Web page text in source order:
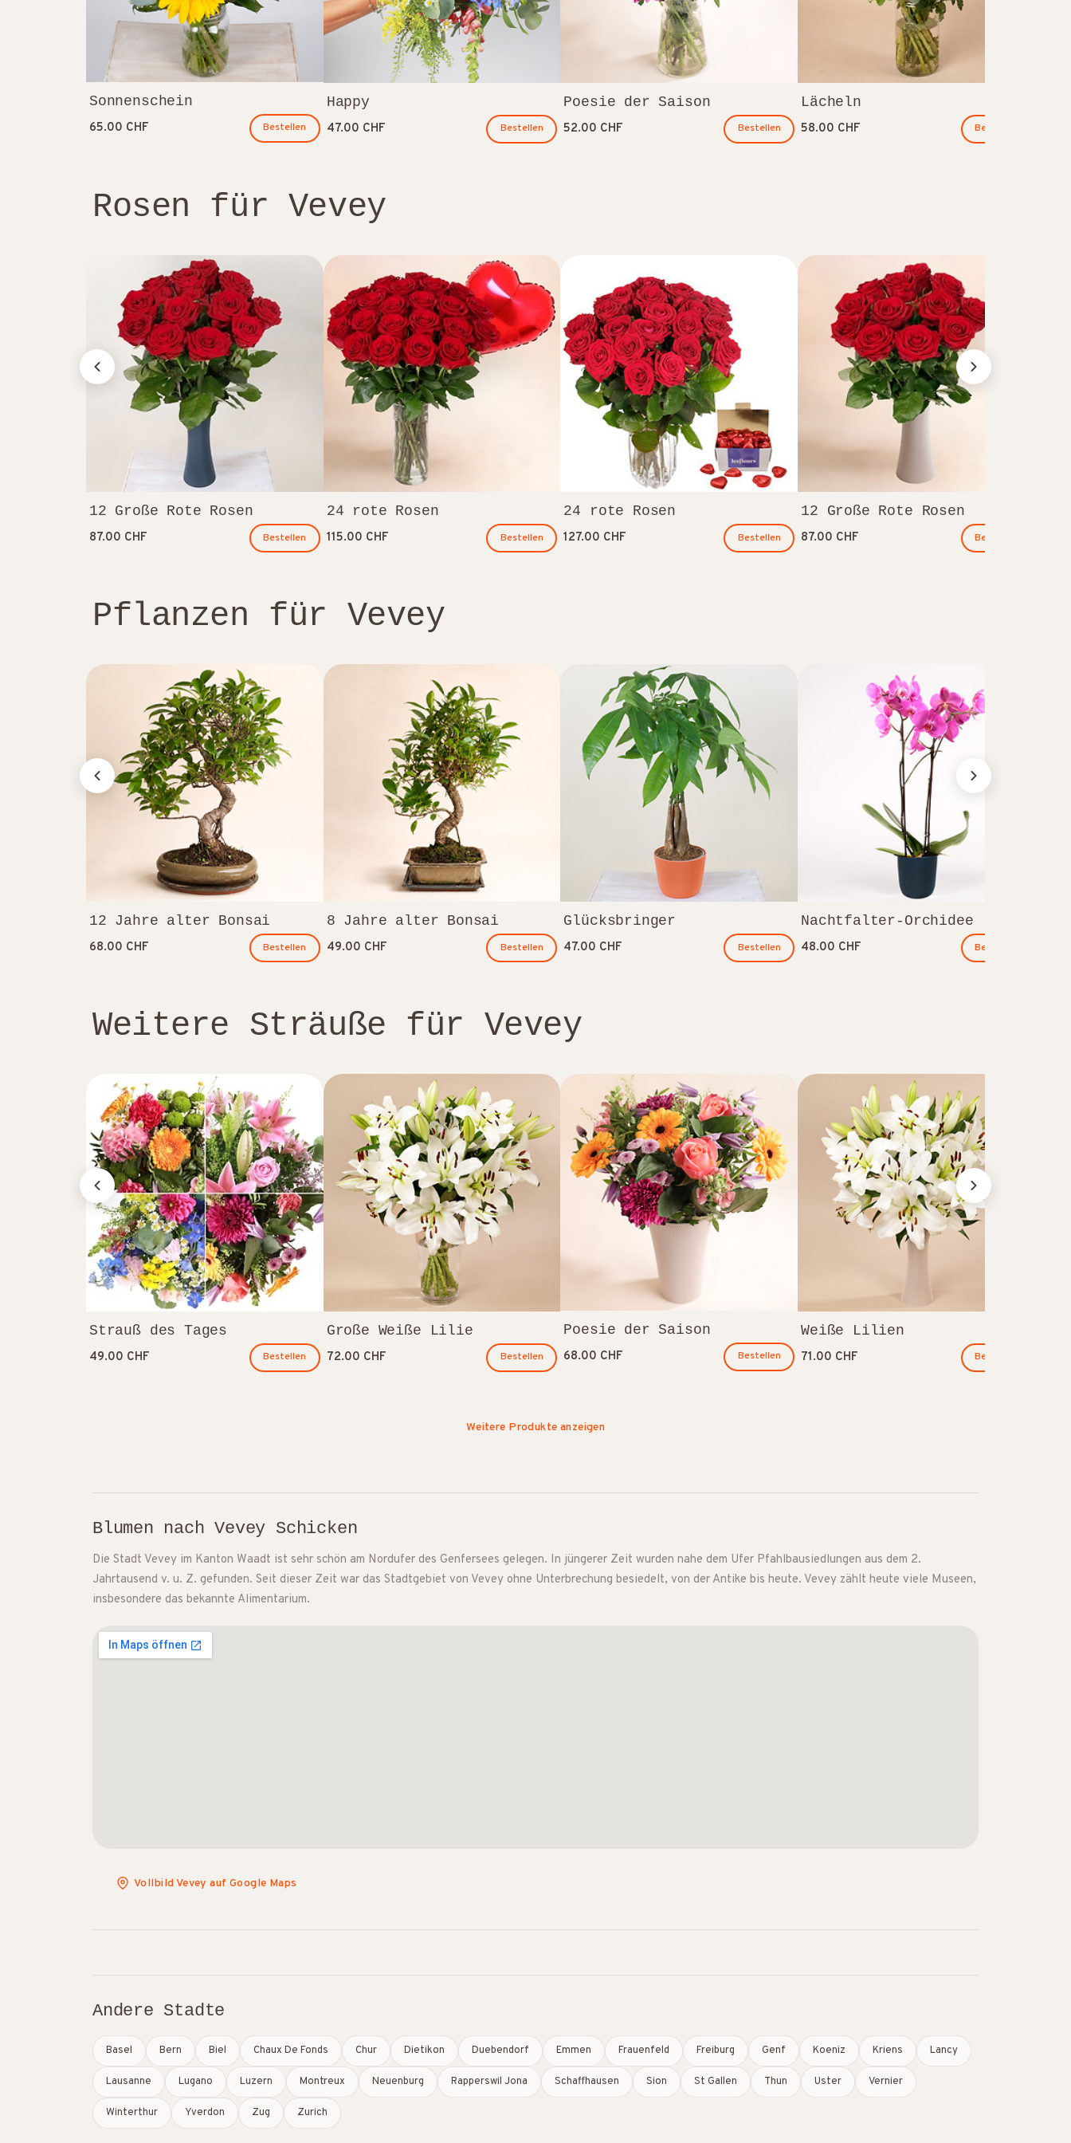
Sonnenschein
65.00 CHF Bestellen
Happy
47.00 CHF Bestellen
Poesie der Saison
52.00 CHF Bestellen
Lächeln
58.00 CHF Bestellen
Rosen für Vevey
12 Große Rote Rosen
87.00 CHF Bestellen
24 rote Rosen
115.00 CHF Bestellen
24 rote Rosen
127.00 CHF Bestellen
12 Große Rote Rosen
87.00 CHF Bestellen
Pflanzen für Vevey
12 Jahre alter Bonsai
68.00 CHF Bestellen
8 Jahre alter Bonsai
49.00 CHF Bestellen
Glücksbringer
47.00 CHF Bestellen
Nachtfalter-Orchidee
48.00 CHF Bestellen
Weitere Sträuße für Vevey
Strauß des Tages
49.00 CHF Bestellen
Große Weiße Lilie
72.00 CHF Bestellen
Poesie der Saison
68.00 CHF Bestellen
Weiße Lilien
71.00 CHF Bestellen
Weitere Produkte anzeigen
Blumen nach Vevey Schicken
Die Stadt Vevey im Kanton Waadt ist sehr schön am Nordufer des Genfersees gelegen. In jüngerer Zeit wurden nahe dem Ufer Pfahlbausiedlungen aus dem 2.
Jahrtausend v. u. Z. gefunden. Seit dieser Zeit war das Stadtgebiet von Vevey ohne Unterbrechung besiedelt, von der Antike bis heute. Vevey zählt heute viele Museen,
insbesondere das bekannte Alimentarium.
Vollbild Vevey auf Google Maps
Andere Stadte
Basel Bern Biel Chaux De Fonds Chur Dietikon Duebendorf Emmen Frauenfeld Freiburg Genf Koeniz Kriens Lancy
Lausanne Lugano Luzern Montreux Neuenburg Rapperswil Jona Schaffhausen Sion St Gallen Thun Uster Vernier
Winterthur Yverdon Zug Zurich